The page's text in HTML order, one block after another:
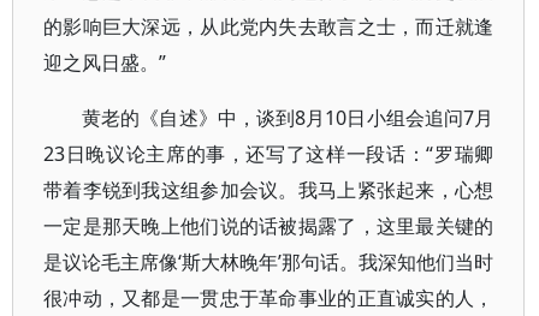
的影响巨大深远，从此党内失去敢言之士，而迁就逢
迎之风日盛。”
黄老的《自述》中，谈到8月10日小组会追问7月
23日晚议论主席的事，还写了这样一段话：“罗瑞卿
带着李锐到我这组参加会议。我马上紧张起来，心想
一定是那天晚上他们说的话被揭露了，这里最关键的
是议论毛主席像‘斯大林晚年’那句话。我深知他们当时
很冲动，又都是一贯忠于革命事业的正直诚实的人，